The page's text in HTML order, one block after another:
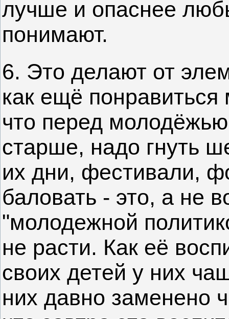
лучше и опаснее
понимают.
6. Это делают от
как ещё
что перед
старше, надо гнуть
их дни, фестивали,
баловать - это, а не
"молодежной
не расти. Как её
своих детей у них
них давно заменено